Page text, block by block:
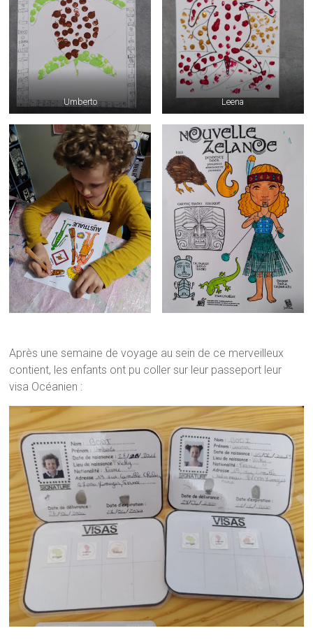
Umberto Leena
Après une semaine de voyage au sein de ce merveilleux
contient, les enfants ont pu coller sur leur passeport leur
visa Océanien :